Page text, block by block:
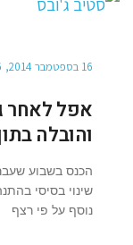
16 בספטמבר 2014 6
אפל לאחר
והובלה
שינוי בסיסי
נוסף על פי רצף